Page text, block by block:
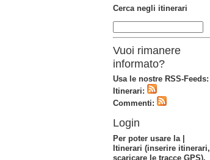
Cerca negli itinerari
Vuoi rimanere
informato?
Usa le nostre RSS-Feeds:
Itinerari:
Commenti:
Login
Per poter usare la |
Itinerari (inserire itinerari,
scaricare le tracce GPS),